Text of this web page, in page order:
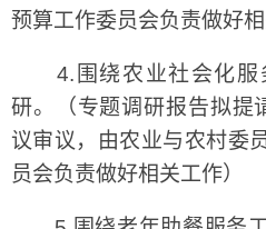
预算工作委员会负责做好相
4.围绕农业社会化服
研。（专题调研报告拟提
议审议，由农业与农村委
员会负责做好相关工作）